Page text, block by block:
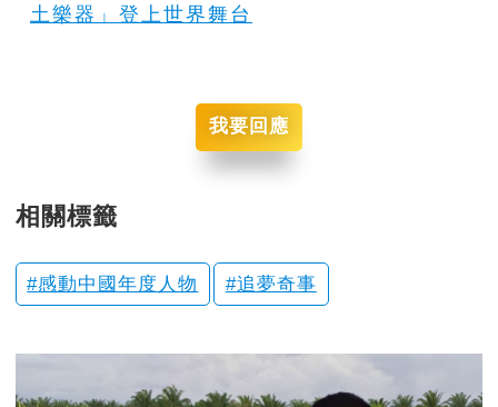
土樂器」登上世界舞台
我要回應
相關標籤
感動中國年度人物 追夢奇事